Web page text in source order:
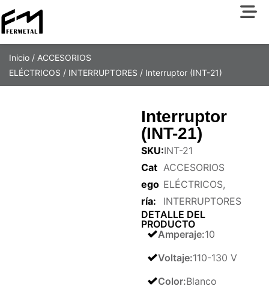
Inicio / ACCESORIOS
ELÉCTRICOS / INTERRUPTORES / Interruptor (INT-21)
Interruptor
(INT-21)
SKU:INT-21
Cat
ego
ría:
ACCESORIOS
ELÉCTRICOS,
INTERRUPTORES
DETALLE DEL
PRODUCTO
Amperaje:10
Voltaje:110-130 V
Color:Blanco